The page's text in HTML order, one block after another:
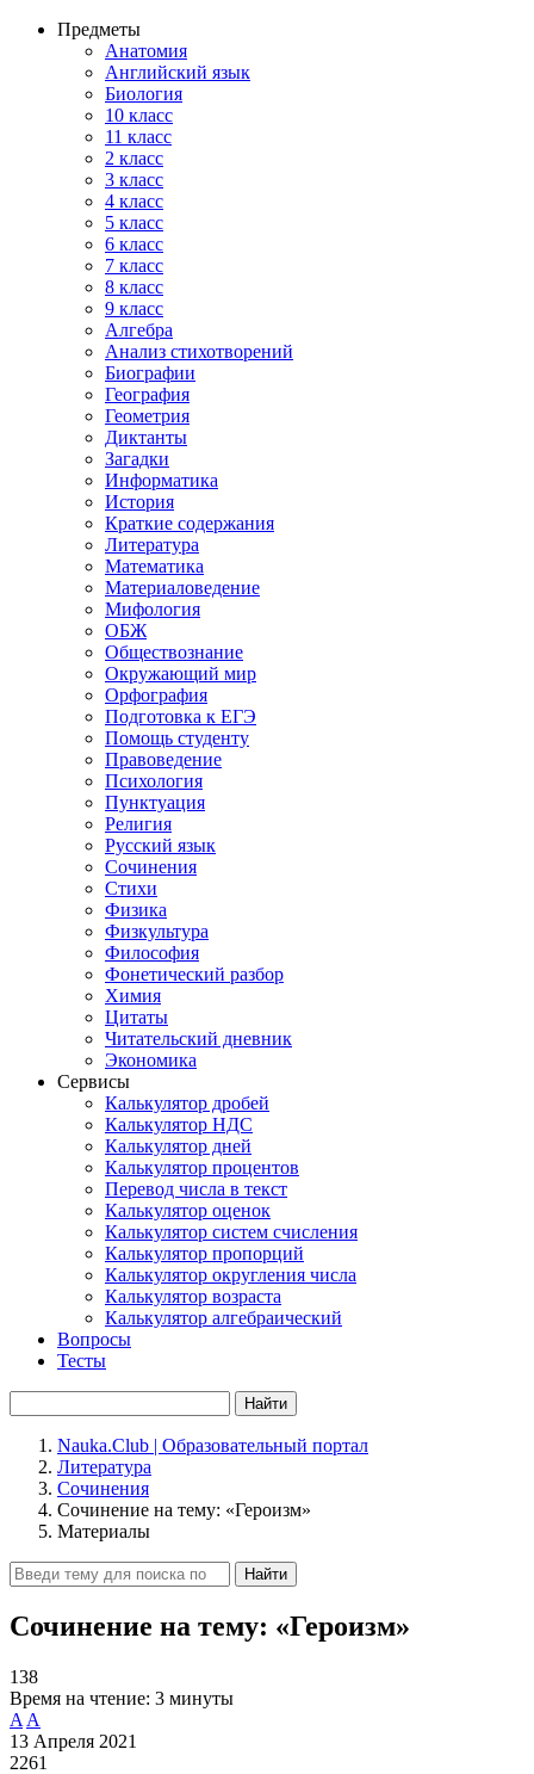
Предметы
Анатомия
Английский язык
Биология
10 класс
11 класс
2 класс
3 класс
4 класс
5 класс
6 класс
7 класс
8 класс
9 класс
Алгебра
Анализ стихотворений
Биографии
География
Геометрия
Диктанты
Загадки
Информатика
История
Краткие содержания
Литература
Математика
Материаловедение
Мифология
ОБЖ
Обществознание
Окружающий мир
Орфография
Подготовка к ЕГЭ
Помощь студенту
Правоведение
Психология
Пунктуация
Религия
Русский язык
Сочинения
Стихи
Физика
Физкультура
Философия
Фонетический разбор
Химия
Цитаты
Читательский дневник
Экономика
Сервисы
Калькулятор дробей
Калькулятор НДС
Калькулятор дней
Калькулятор процентов
Перевод числа в текст
Калькулятор оценок
Калькулятор систем счисления
Калькулятор пропорций
Калькулятор округления числа
Калькулятор возраста
Калькулятор алгебраический
Вопросы
Тесты
Найти
Nauka.Club | Образовательный портал
Литература
Сочинения
Сочинение на тему: «Героизм»
Материалы
Найти
Сочинение на тему: «Героизм»
138
Время на чтение: 3 минуты
A A
13 Апреля 2021
2261